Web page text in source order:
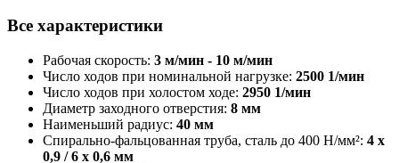
Все характеристики
Рабочая скорость: 3 м/мин - 10 м/мин
Число ходов при номинальной нагрузке: 2500 1/мин
Число ходов при холостом ходе: 2950 1/мин
Диаметр заходного отверстия: 8 мм
Наименьший радиус: 40 мм
Спирально-фальцованная труба, сталь до 400 Н/мм²: 4 x
0,9 / 6 x 0,6 мм